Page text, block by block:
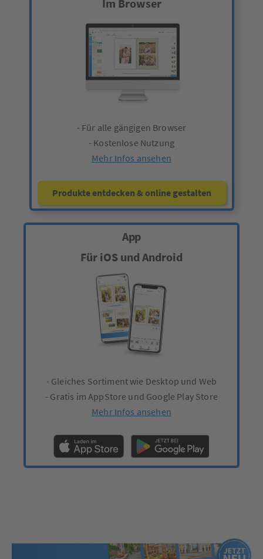
Im Browser
- Für alle gängigen Browser
- Kostenlose Nutzung
Mehr Infos ansehen
Produkte entdecken & online gestalten
App
Für iOS und Android
- Gleiches Sortiment wie Desktop und Web
- Gratis im AppStore und Google Play Store
Mehr Infos ansehen